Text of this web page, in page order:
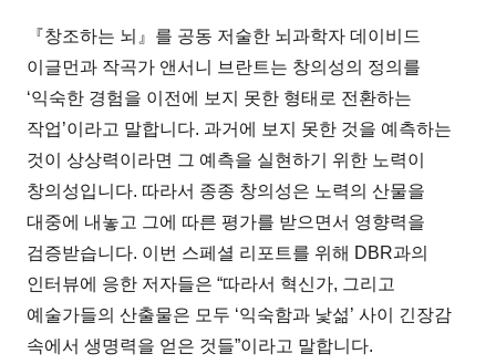
『창조하는 뇌』를 공동 저술한 뇌과학자 데이비드
이글먼과 작곡가 앤서니 브란트는 창의성의 정의를
‘익숙한 경험을 이전에 보지 못한 형태로 전환하는
작업’이라고 말합니다. 과거에 보지 못한 것을 예측하는
것이 상상력이라면 그 예측을 실현하기 위한 노력이
창의성입니다. 따라서 종종 창의성은 노력의 산물을
대중에 내놓고 그에 따른 평가를 받으면서 영향력을
검증받습니다. 이번 스페셜 리포트를 위해 DBR과의
인터뷰에 응한 저자들은 “따라서 혁신가, 그리고
예술가들의 산출물은 모두 ‘익숙함과 낯섦’ 사이 긴장감
속에서 생명력을 얻은 것들”이라고 말합니다.